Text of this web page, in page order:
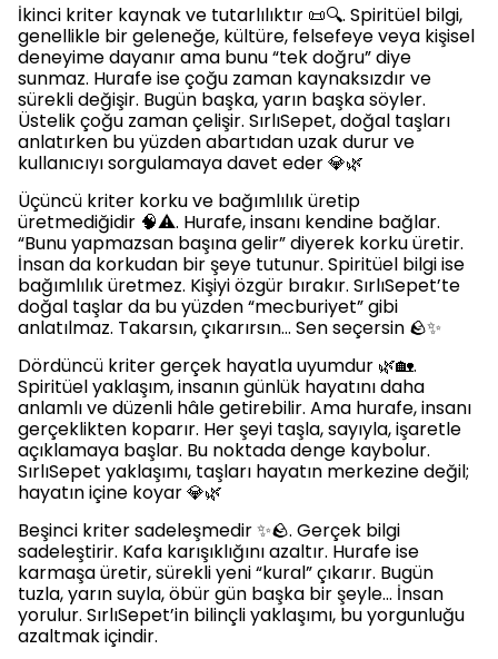
İkinci kriter kaynak ve tutarlılıktır 📜🔍. Spiritüel bilgi,
genellikle bir geleneğe, kültüre, felsefeye veya kişisel
deneyime dayanır ama bunu “tek doğru” diye
sunmaz. Hurafe ise çoğu zaman kaynaksızdır ve
sürekli değişir. Bugün başka, yarın başka söyler.
Üstelik çoğu zaman çelişir. SırlıSepet, doğal taşları
anlatırken bu yüzden abartıdan uzak durur ve
kullanıcıyı sorgulamaya davet eder 💎🌿
Üçüncü kriter korku ve bağımlılık üretip
üretmediğidir 🧠⚠️. Hurafe, insanı kendine bağlar.
“Bunu yapmazsan başına gelir” diyerek korku üretir.
İnsan da korkudan bir şeye tutunur. Spiritüel bilgi ise
bağımlılık üretmez. Kişiyi özgür bırakır. SırlıSepet’te
doğal taşlar da bu yüzden “mecburiyet” gibi
anlatılmaz. Takarsın, çıkarırsın… Sen seçersin 🪨✨
Dördüncü kriter gerçek hayatla uyumdur 🌿🏡.
Spiritüel yaklaşım, insanın günlük hayatını daha
anlamlı ve düzenli hâle getirebilir. Ama hurafe, insanı
gerçeklikten koparır. Her şeyi taşla, sayıyla, işaretle
açıklamaya başlar. Bu noktada denge kaybolur.
SırlıSepet yaklaşımı, taşları hayatın merkezine değil;
hayatın içine koyar 💎🌿
Beşinci kriter sadeleşmedir ✨🪨. Gerçek bilgi
sadeleştirir. Kafa karışıklığını azaltır. Hurafe ise
karmaşa üretir, sürekli yeni “kural” çıkarır. Bugün
tuzla, yarın suyla, öbür gün başka bir şeyle… İnsan
yorulur. SırlıSepet’in bilinçli yaklaşımı, bu yorgunluğu
azaltmak içindir.